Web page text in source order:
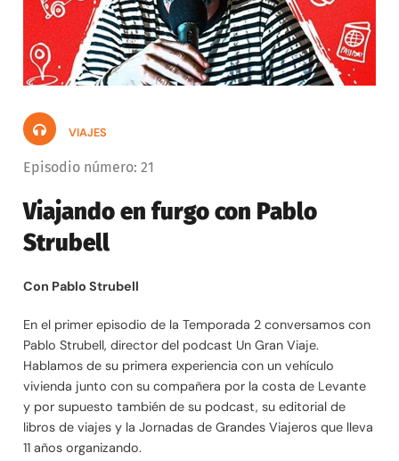
VIAJES
Episodio número: 21
Viajando en furgo con Pablo
Strubell
Con Pablo Strubell
En el primer episodio de la Temporada 2 conversamos con
Pablo Strubell, director del podcast Un Gran Viaje.
Hablamos de su primera experiencia con un vehículo
vivienda junto con su compañera por la costa de Levante
y por supuesto también de su podcast, su editorial de
libros de viajes y la Jornadas de Grandes Viajeros que lleva
11 años organizando.